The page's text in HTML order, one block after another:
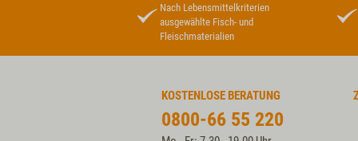
Nach Lebensmittelkriterien
ausgewählte Fisch- und
Fleischmaterialien
KOSTENLOSE BERATUNG
0800-66 55 220